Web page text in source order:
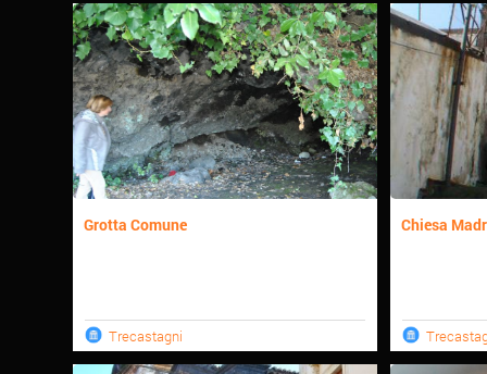
Grotta Comune
Trecastagni
Chiesa